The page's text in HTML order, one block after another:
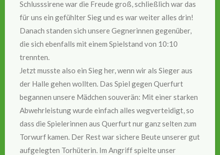
Schlusssirene war die Freude groß, schließlich war das
für uns ein gefühlter Sieg und es war weiter alles drin!
Danach standen sich unsere Gegnerinnen gegenüber,
die sich ebenfalls mit einem Spielstand von 10:10
trennten.
Jetzt musste also ein Sieg her, wenn wir als Sieger aus
der Halle gehen wollten. Das Spiel gegen Querfurt
begannen unsere Mädchen souverän: Mit einer starken
Abwehrleistung wurde einfach alles wegverteidigt, so
dass die Spielerinnen aus Querfurt nur ganz selten zum
Torwurf kamen. Der Rest war sichere Beute unserer gut
aufgelegten Torhüterin. Im Angriff spielte unser